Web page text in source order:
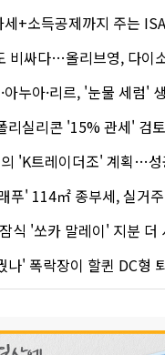
세+소득공제까지 주는
다…올리브영, 다이소 공세에 '가성
누아·리르, '눈물 세럼' 생산
리콘 '15% 관세' 검토…한화큐셀
'K트레이더조' 계획…성공 가능
114㎡ 종부세, 실거주면 줄지만 안
식 '쏘카 말레이' 지분 더
폭락장이 할퀸 DC형 퇴직연금…전